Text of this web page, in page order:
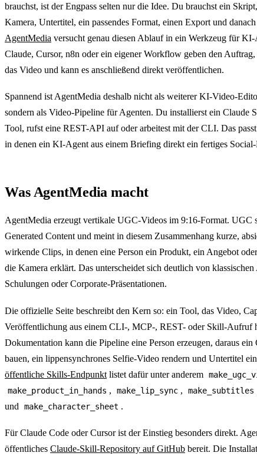
brauchst, ist der Engpass selten nur die Idee. Du brauchst ein
Kamera, Untertitel, ein passendes Format, einen Export und
AgentMedia versucht genau diesen Ablauf in ein Werkzeug für KI-
Claude, Cursor, n8n oder ein eigener Workflow geben den
das Video und kann es anschließend direkt veröffentlichen.
Spannend ist AgentMedia deshalb nicht als weiterer KI-Video-
sondern als Video-Pipeline für Agenten. Du installierst ein Claude
Tool, rufst eine REST-API auf oder arbeitest mit der CLI. Das
in denen ein KI-Agent aus einem Briefing direkt ein fertiges
Was AgentMedia macht
AgentMedia erzeugt vertikale UGC-Videos im 9:16-Format. UGC
Generated Content und meint in diesem Zusammenhang kurze,
wirkende Clips, in denen eine Person ein Produkt, ein Angebot
die Kamera erklärt. Das unterscheidet sich deutlich von
Schulungen oder Corporate-Präsentationen.
Die offizielle Seite beschreibt den Kern so: ein Tool, das Video,
Veröffentlichung aus einem CLI-, MCP-, REST- oder Skill-Aufruf
Dokumentation kann die Pipeline eine Person erzeugen, daraus ein
bauen, ein lippensynchrones Selfie-Video rendern und Untertitel
öffentliche Skills-Endpunkt listet dafür unter anderem
make_product_in_hands , make_lip_sync , make_subtitles
und make_character_sheet .
Für Claude Code oder Cursor ist der Einstieg besonders direkt.
öffentliches Claude-Skill-Repository auf GitHub bereit. Die